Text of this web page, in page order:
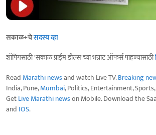
सकाळ+चेसदस्य व्हा
शॉपिंगसाठी 'सकाळ प्राईम डील्स'च्या भन्नाट ऑफर्स पाहण्यासाठी
Read Marathi newsand watch Live TV.Breaking
India, Pune,Mumbai, Politics, Entertainment,
GetLive Marathi newson Mobile. Download the
and IOS.